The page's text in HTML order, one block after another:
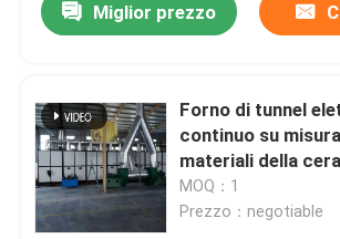
Miglior prezzo
Forno di tunnel
continuo su
materiali della
MOQ：1
Prezzo：negotiable